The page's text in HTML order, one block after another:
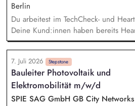
Berlin
Du arbeitest im TechCheck- und
Deine Kund:innen haben bereits
im 1KOMMA5° Kosmos. Sollte es
Hardware, zum Beispiel Speicher,
Wallboxen benötigen, kommst du ins
ist es, diese Situation sauber zu
Vertrauen schaffen, Angebot
sichern. Echter Impact im
7. Juli 2026 Stepstone
Bauleiter Photovoltaik und
Elektromobilität m/w/d
SPIE SAG GmbH GB City